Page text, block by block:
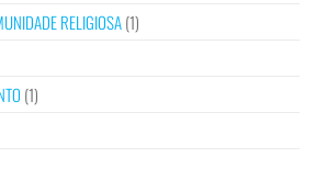
RELIGIOSA(1)
(1)